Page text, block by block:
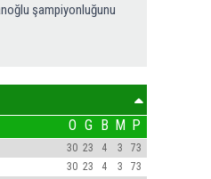
şampiyonluğunu
O G B M P
30 23 4 3
73
30 23 4 3
73